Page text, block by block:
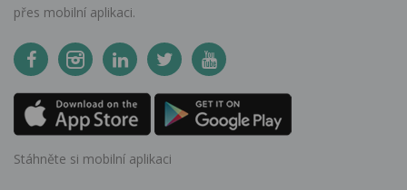
přes mobilní aplikaci.
Stáhněte si mobilní aplikaci